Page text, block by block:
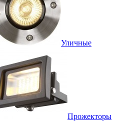
Уличные
Прожекторы